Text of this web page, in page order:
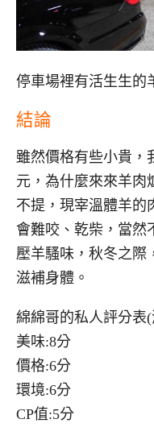
停車場裡有活生生的
結論
雖然價格有些小貴，
元，為什麼來來羊肉
不提，現宰溫體羊的
會難咬、乾柴，當然
壓羊騷味，秋冬之際
滋補身體。
綿綿哥的私人評分表
美味:8分
價格:6分
環境:6分
CP值:5分